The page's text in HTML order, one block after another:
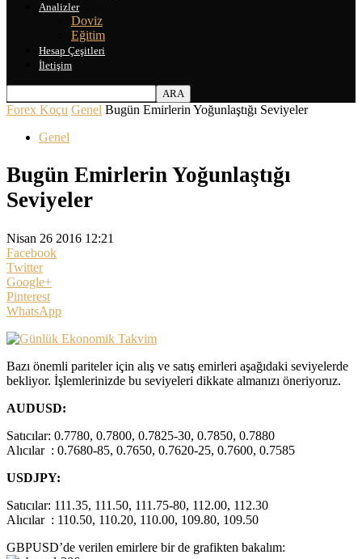
Analizler
Doviz
Eğitim
Hesap Çeşitleri
İletişim
Forex Koçu Genel Bugün Emirlerin Yoğunlaştığı Seviyeler
Genel
Bugün Emirlerin Yoğunlaştığı
Seviyeler
Nisan 26 2016 12:21
Facebook
Twitter
Google+
Pinterest
WhatsApp
Bazı önemli pariteler için alış ve satış emirleri aşağıdaki seviyelerde
bekliyor. İşlemlerinizde bu seviyeleri dikkate almanızı öneriyoruz.
AUDUSD:
Satıcılar: 0.7780, 0.7800, 0.7825-30, 0.7850, 0.7880
Alıcılar : 0.7680-85, 0.7650, 0.7620-25, 0.7600, 0.7585
USDJPY:
Satıcılar: 111.35, 111.50, 111.75-80, 112.00, 112.30
Alıcılar : 110.50, 110.20, 110.00, 109.80, 109.50
GBPUSD’de verilen emirlere bir de grafikten bakalım: